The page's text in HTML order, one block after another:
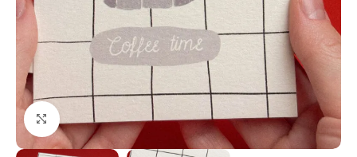
Нажмите, чтобы увеличить изображение